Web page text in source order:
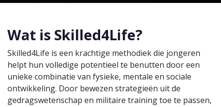
Wat is Skilled4Life?
Skilled4Life is een krachtige methodiek die jongeren
helpt hun volledige potentieel te benutten door een
unieke combinatie van fysieke, mentale en sociale
ontwikkeling. Door bewezen strategieën uit de
gedragswetenschap en militaire training toe te passen,